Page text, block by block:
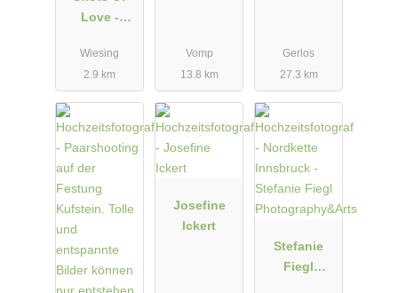
Love -
Weber
Photograph
y
Wiesing
2.9 km
Vomp
13.8 km
Gerlos
27.3 km
Josefine
Ickert
Stefanie
Fiegl